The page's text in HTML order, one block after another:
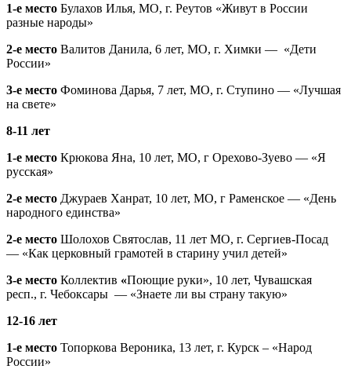
1-е место Булахов Илья, МО, г. Реутов «Живут в России
разные народы»
2-е место Валитов Данила, 6 лет, МО, г. Химки — «Дети
России»
3-е место Фоминова Дарья, 7 лет, МО, г. Ступино — «Лучшая
на свете»
8-11 лет
1-е место Крюкова Яна, 10 лет, МО, г Орехово-Зуево — «Я
русская»
2-е место Джураев Ханрат, 10 лет, МО, г Раменское — «День
народного единства»
2-е место Шолохов Святослав, 11 лет МО, г. Сергиев-Посад
— «Как церковный грамотей в старину учил детей»
3-е место Коллектив «Поющие руки», 10 лет, Чувашская
респ., г. Чебоксары — «Знаете ли вы страну такую»
12-16 лет
1-е место Топоркова Вероника, 13 лет, г. Курск – «Народ
России»